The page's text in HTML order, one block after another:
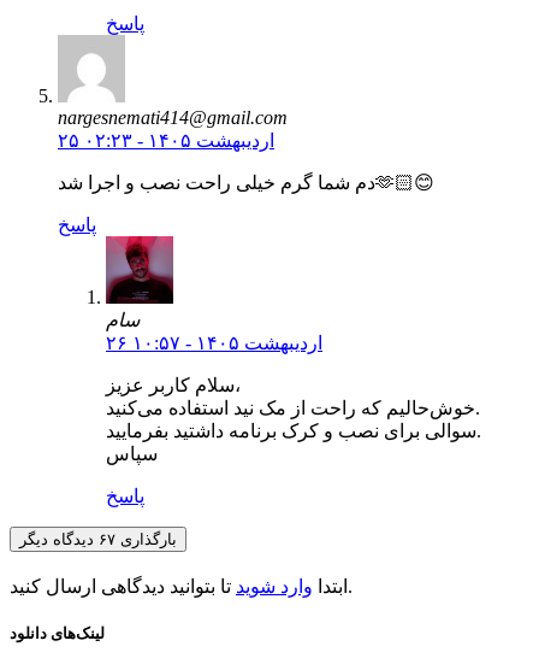
پاسخ
nargesnemati414@gmail.com
۲۵ اردیبهشت ۱۴۰۵ - ۰۲:۲۳
دم شما گرم خیلی راحت نصب و اجرا شد🫶🏻😊
پاسخ
سام
۲۶ اردیبهشت ۱۴۰۵ - ۱۰:۵۷
سلام کاربر عزیز،
خوش‌حالیم که راحت از مک نید استفاده می‌کنید.
سوالی برای نصب و کرک برنامه داشتید بفرمایید.
سپاس
پاسخ
بارگذاری ۶۷ دیدگاه دیگر
ابتدا وارد شوید تا بتوانید دیدگاهی ارسال کنید.
لینک‌های دانلود